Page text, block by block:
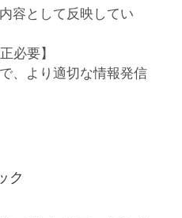
容として反映してい
必要】
、より適切な情報発信
ク